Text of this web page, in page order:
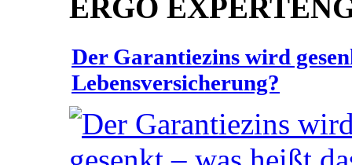
ERGO
Der Garantiezins wird
Lebensversicherung?